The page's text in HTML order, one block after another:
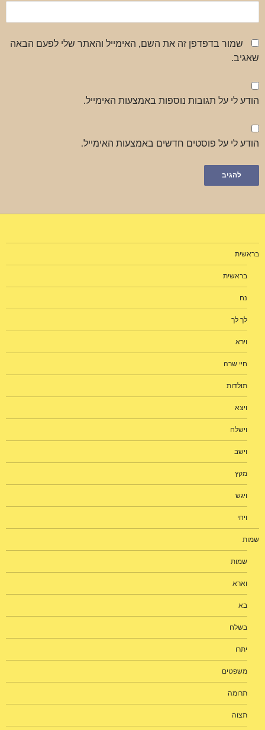
שמור בדפדפן זה את השם, האימייל והאתר שלי לפעם הבאה
שאגיב.
הודע לי על תגובות נוספות באמצעות האימייל.
הודע לי על פוסטים חדשים באמצעות האימייל.
בראשית
בראשית
נח
לך לך
וירא
חיי שרה
תולדות
ויצא
וישלח
וישב
מקץ
ויגש
ויחי
שמות
שמות
וארא
בא
בשלח
יתרו
משפטים
תרומה
תצוה